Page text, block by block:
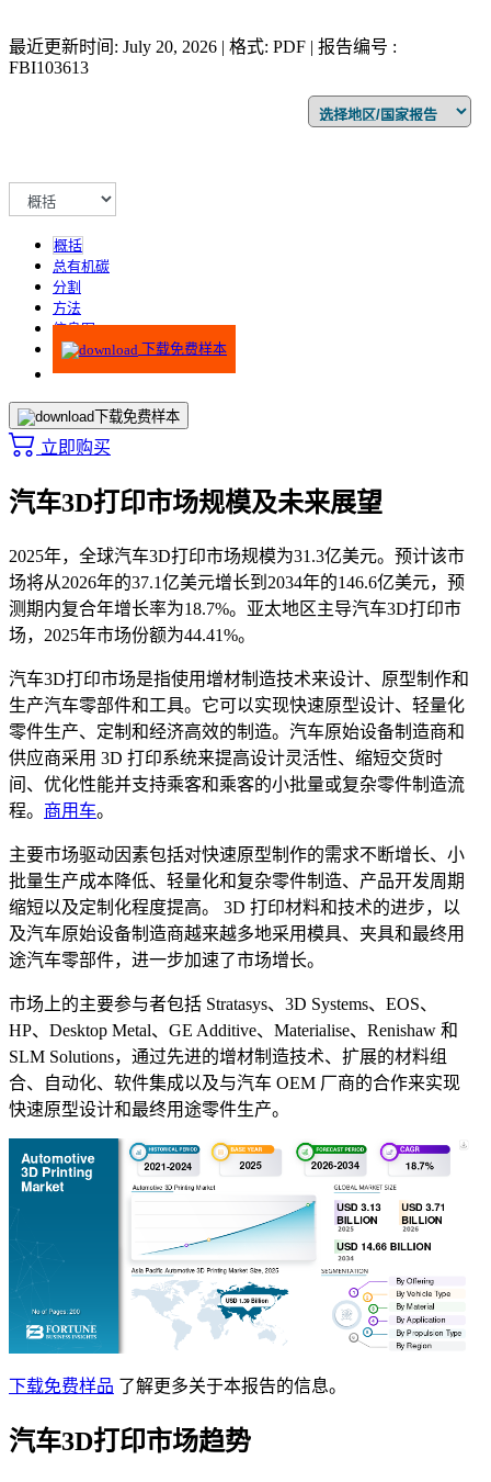
最近更新时间: July 20, 2026 | 格式: PDF | 报告编号 :
FBI103613
概括
总有机碳
分割
方法
信息图
下载免费样本
下载免费样本
立即购买
汽车3D打印市场规模及未来展望
2025年，全球汽车3D打印市场规模为31.3亿美元。预计该市
场将从2026年的37.1亿美元增长到2034年的146.6亿美元，预
测期内复合年增长率为18.7%。亚太地区主导汽车3D打印市
场，2025年市场份额为44.41%。
汽车3D打印市场是指使用增材制造技术来设计、原型制作和
生产汽车零部件和工具。它可以实现快速原型设计、轻量化
零件生产、定制和经济高效的制造。汽车原始设备制造商和
供应商采用 3D 打印系统来提高设计灵活性、缩短交货时
间、优化性能并支持乘客和乘客的小批量或复杂零件制造流
程。 商用车。
主要市场驱动因素包括对快速原型制作的需求不断增长、小
批量生产成本降低、轻量化和复杂零件制造、产品开发周期
缩短以及定制化程度提高。 3D 打印材料和技术的进步，以
及汽车原始设备制造商越来越多地采用模具、夹具和最终用
途汽车零部件，进一步加速了市场增长。
市场上的主要参与者包括 Stratasys、3D Systems、EOS、
HP、Desktop Metal、GE Additive、Materialise、Renishaw 和
SLM Solutions，通过先进的增材制造技术、扩展的材料组
合、自动化、软件集成以及与汽车 OEM 厂商的合作来实现
快速原型设计和最终用途零件生产。
下载免费样品 了解更多关于本报告的信息。
汽车3D打印市场趋势